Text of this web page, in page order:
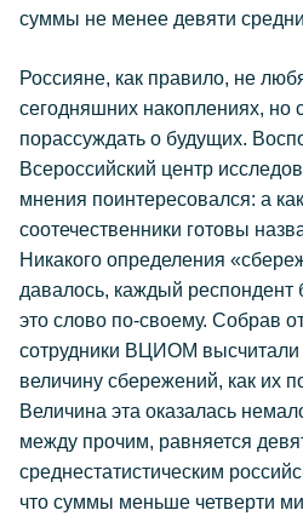
суммы не менее девяти
Россияне, как правило, не
сегодняшних накоплениях, но
порассуждать о будущих.
Всероссийский центр
мнения поинтересовался: а
соотечественники готовы
Никакого определения
давалось, каждый респондент
это слово по-своему. Собрав
сотрудники ВЦИОМ
величину сбережений, как их
Величина эта оказалась
между прочим, равняется
среднестатистическим
что суммы меньше четверти